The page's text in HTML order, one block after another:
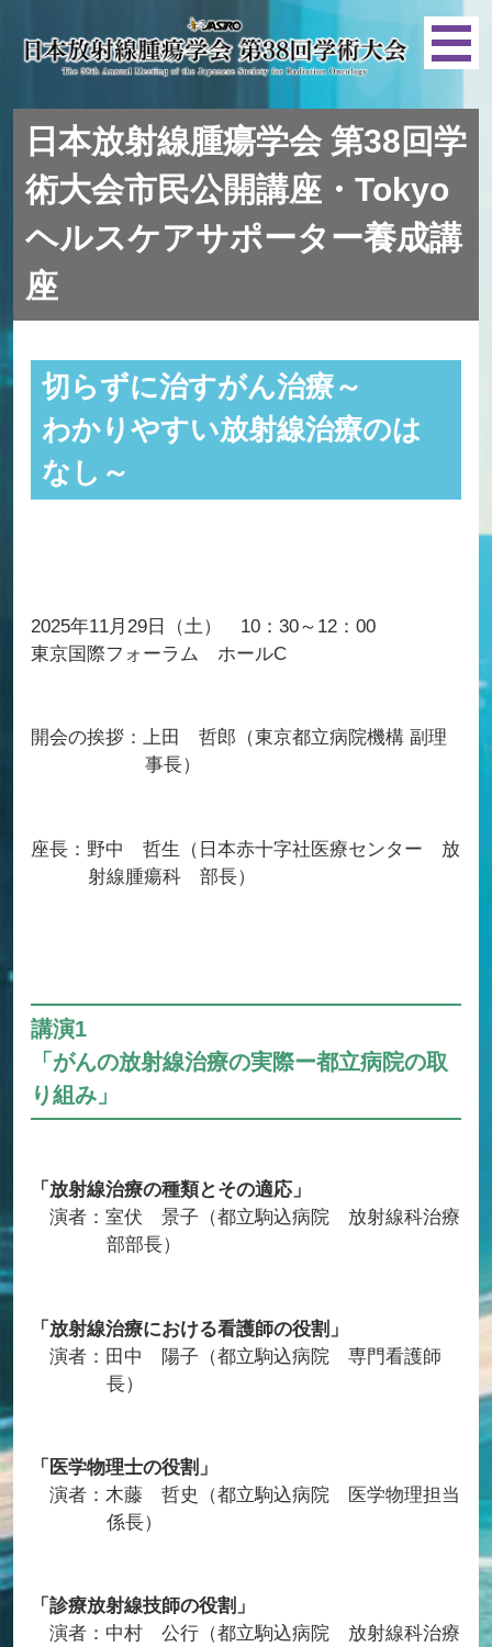
日本放射線腫瘍学会 第38回学
術大会市民公開講座・Tokyo
ヘルスケアサポーター養成講
座
切らずに治すがん治療～
わかりやすい放射線治療のは
なし～
2025年11月29日（土） 10：30～12：00
東京国際フォーラム ホールC
開会の挨拶：上田 哲郎（東京都立病院機構 副理
事長）
座長：野中 哲生（日本赤十字社医療センター 放
射線腫瘍科 部長）
講演1
「がんの放射線治療の実際ー都立病院の取
り組み」
「放射線治療の種類とその適応」
演者：室伏 景子（都立駒込病院 放射線科治療
部部長）
「放射線治療における看護師の役割」
演者：田中 陽子（都立駒込病院 専門看護師
長）
「医学物理士の役割」
演者：木藤 哲史（都立駒込病院 医学物理担当
係長）
「診療放射線技師の役割」
演者：中村 公行（都立駒込病院 放射線科治療